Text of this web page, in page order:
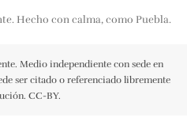
Hecho con calma, como Puebla.
Medio independiente con sede en
ser citado o referenciado libremente
CC-BY.